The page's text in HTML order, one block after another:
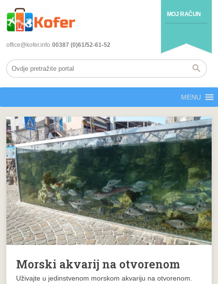
MOJ RAČUN
office@kofer.info 00387 (0)61/52-61-52
MENU
Morski akvarij na otvorenom
Uživajte u jedinstvenom morskom akvariju na otvorenom.